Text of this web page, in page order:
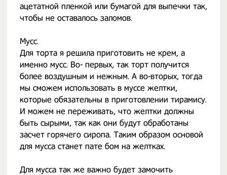
ацетатной пленкой или бумагой для выпечки так,
чтобы не оставалось заломов.
Мусс.
Для торта я решила приготовить не крем, а
именно мусс. Во- первых, так торт получится
более воздушным и нежным. А во-вторых, тогда
мы сможем использовать в муссе желтки,
которые обязательны в приготовлении тирамису.
И можем не переживать, что желтки должны
быть сырыми, так как они будут обработаны
засчет горячего сиропа. Таким образом основой
для мусса станет пате бом на желтках.
Для мусса так же важно будет замочить